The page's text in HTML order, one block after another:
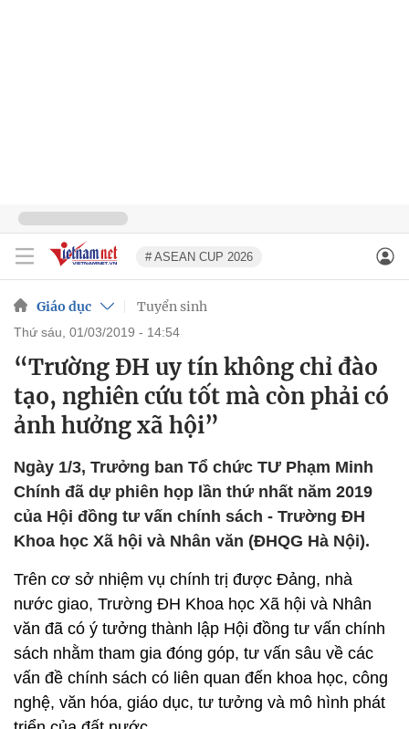
# ASEAN CUP 2026
Giáo dục Tuyển sinh
thứ sáu, 01/03/2019 - 14:54
“Trường ĐH uy tín không chỉ đào
tạo, nghiên cứu tốt mà còn phải có
ảnh hưởng xã hội”
Ngày 1/3, Trưởng ban Tổ chức TƯ Phạm Minh
Chính đã dự phiên họp lần thứ nhất năm 2019
của Hội đồng tư vấn chính sách - Trường ĐH
Khoa học Xã hội và Nhân văn (ĐHQG Hà Nội).
Trên cơ sở nhiệm vụ chính trị được Đảng, nhà
nước giao, Trường ĐH Khoa học Xã hội và Nhân
văn đã có ý tưởng thành lập Hội đồng tư vấn chính
sách nhằm tham gia đóng góp, tư vấn sâu về các
vấn đề chính sách có liên quan đến khoa học, công
nghệ, văn hóa, giáo dục, tư tưởng và mô hình phát